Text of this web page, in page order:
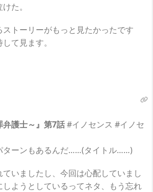
た。
トーリーがもっと見たかったです
て見ます。
弁護士～』第7話#イノセンス #イノセ
ターンもあるんだ……(タイトル……)
いましたし、今回は心配していまし
ようとしているってネタ、もう忘れ